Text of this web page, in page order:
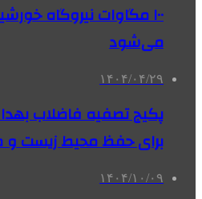
۱۰۰ مگاوات نیروگاه‌
می‌شود
۱۴۰۴/۰۴/۲۹
پکیج تصفیه فاضلاب
برای حفظ محیط زیست و
۱۴۰۴/۱۰/۰۹